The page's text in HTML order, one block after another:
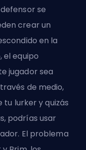
defensor se
crear un
en la
el equipo
jugador sea
de medio,
tu lurker y quizás
podrías usar
El problema